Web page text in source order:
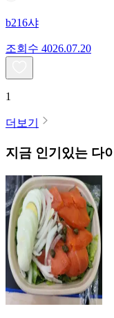
b216샤
조회수 4026.07.20
1
더보기
지금 인기있는 다